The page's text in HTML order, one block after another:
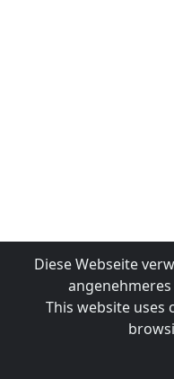
Diese Webseite
This website uses